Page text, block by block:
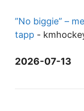
”No biggie” –
tapp -
2026-07-13